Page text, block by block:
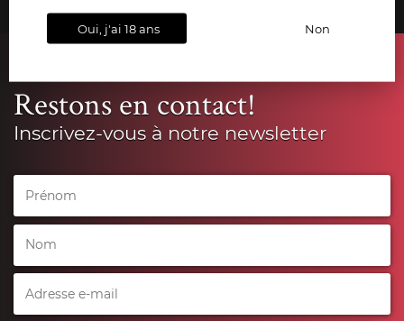
Restons en contact!
Inscrivez-vous à notre newsletter
Oui, j'ai 18 ans Non